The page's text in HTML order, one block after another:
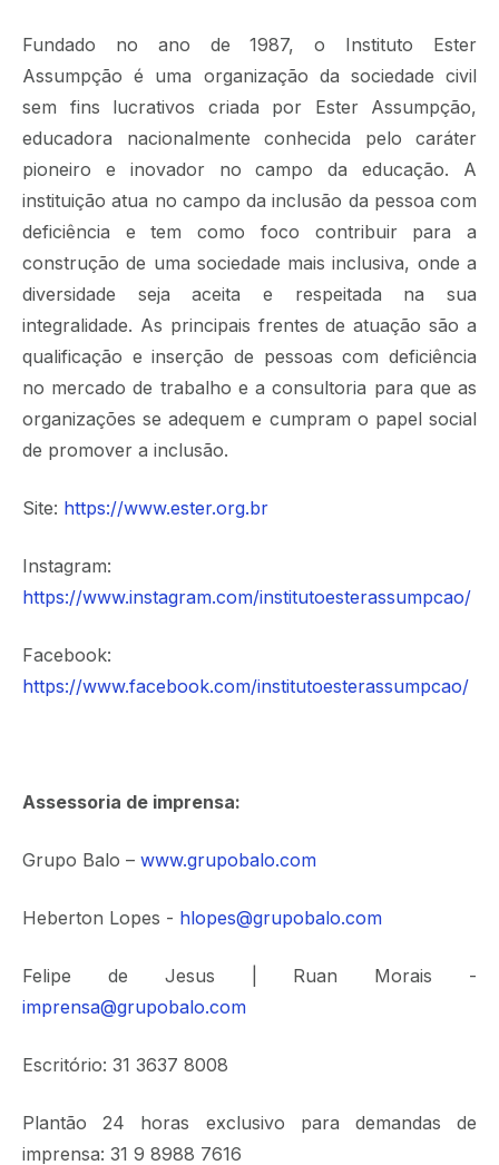
Fundado no ano de 1987, o Instituto Ester
Assumpção é uma organização da sociedade civil
sem fins lucrativos criada por Ester Assumpção,
educadora nacionalmente conhecida pelo caráter
pioneiro e inovador no campo da educação. A
instituição atua no campo da inclusão da pessoa com
deficiência e tem como foco contribuir para a
construção de uma sociedade mais inclusiva, onde a
diversidade seja aceita e respeitada na sua
integralidade. As principais frentes de atuação são a
qualificação e inserção de pessoas com deficiência
no mercado de trabalho e a consultoria para que as
organizações se adequem e cumpram o papel social
de promover a inclusão.
Site: https://www.ester.org.br
Instagram:
https://www.instagram.com/institutoesterassumpcao/
Facebook:
https://www.facebook.com/institutoesterassumpcao/
Assessoria de imprensa:
Grupo Balo – www.grupobalo.com
Heberton Lopes - hlopes@grupobalo.com
Felipe de Jesus | Ruan Morais -
imprensa@grupobalo.com
Escritório: 31 3637 8008
Plantão 24 horas exclusivo para demandas de
imprensa: 31 9 8988 7616